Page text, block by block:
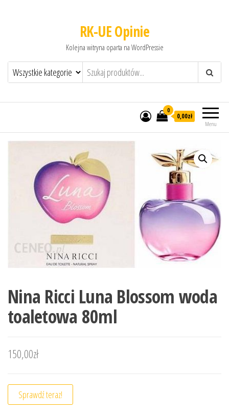
RK-UE Opinie
Kolejna witryna oparta na WordPressie
Menu
0
0,00zł
Nina Ricci Luna Blossom woda
toaletowa 80ml
150,00zł
Sprawdź teraz!